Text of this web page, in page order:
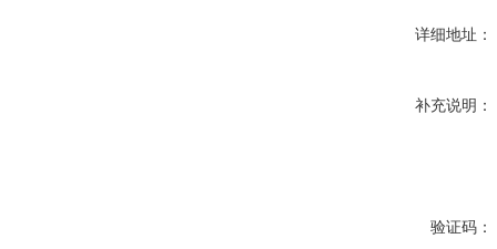
详细地址：
补充说明：
验证码：